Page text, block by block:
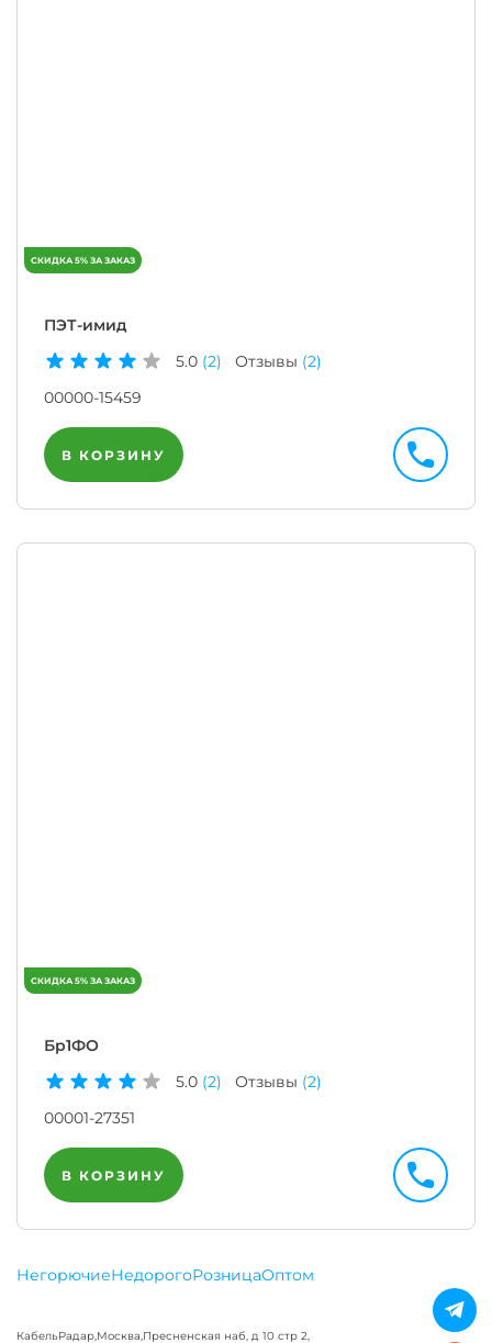
ПЭТ-имид
5.0 (2) Отзывы (2)
00000-15459
В КОРЗИНУ
Бр1ФО
5.0 (2) Отзывы (2)
00001-27351
В КОРЗИНУ
НегорючиеНедорогоРозницаОптом
КабельРадар,Москва,Пресненская наб, д 10 стр 2,